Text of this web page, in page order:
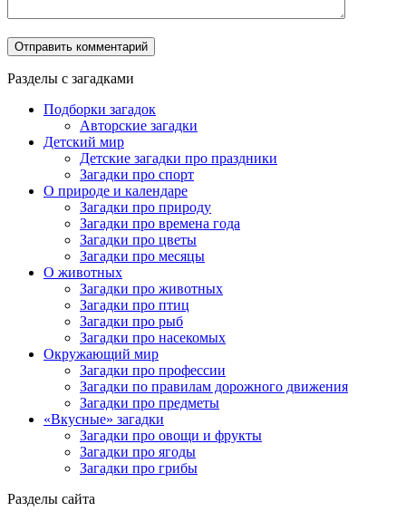
Разделы с загадками
Подборки загадок
Авторские загадки
Детский мир
Детские загадки про праздники
Загадки про спорт
О природе и календаре
Загадки про природу
Загадки про времена года
Загадки про цветы
Загадки про месяцы
О животных
Загадки про животных
Загадки про птиц
Загадки про рыб
Загадки про насекомых
Окружающий мир
Загадки про профессии
Загадки по правилам дорожного движения
Загадки про предметы
«Вкусные» загадки
Загадки про овощи и фрукты
Загадки про ягоды
Загадки про грибы
Разделы сайта